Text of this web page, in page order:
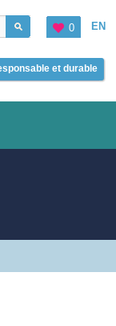
EN
0
et durable